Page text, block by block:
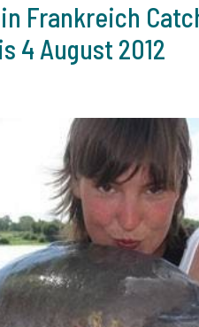
Frankreich
4 August 2012